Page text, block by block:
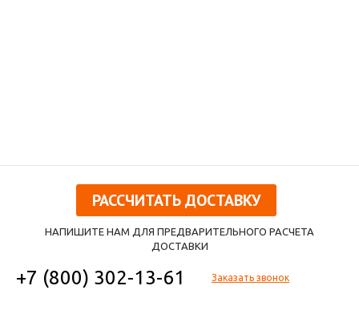
РАССЧИТАТЬ ДОСТАВКУ
НАПИШИТЕ НАМ ДЛЯ ПРЕДВАРИТЕЛЬНОГО РАСЧЕТА
ДОСТАВКИ
+7 (800) 302-13-61 Заказать звонок